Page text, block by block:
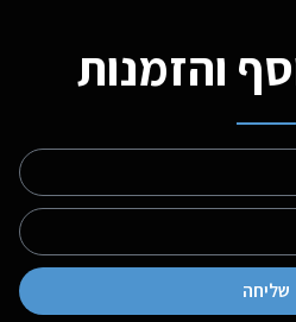
והזמנות
שליחה